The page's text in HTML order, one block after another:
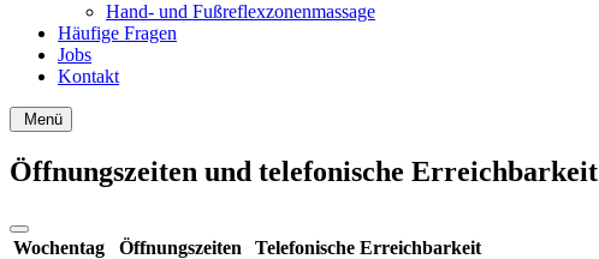
Hand- und Fußreflexzonenmassage
Häufige Fragen
Jobs
Kontakt
Menü
Öffnungszeiten und telefonische Erreichbarkeit
Wochentag Öffnungszeiten
Telefonische Erreichbarkeit